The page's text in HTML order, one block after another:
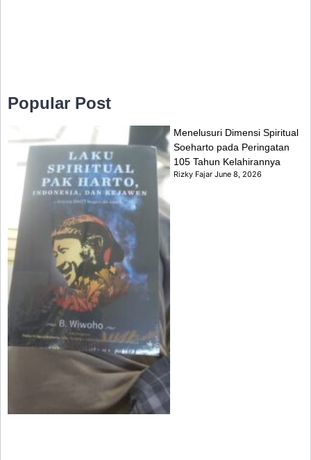
Popular Post
Menelusuri Dimensi Spiritual
Soeharto pada Peringatan
105 Tahun Kelahirannya
Rizky FajarJune 8, 2026